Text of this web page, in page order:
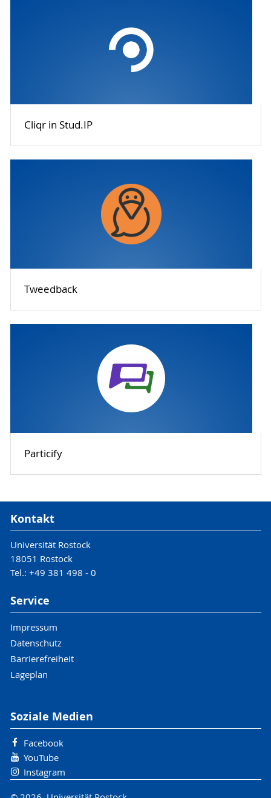
Cliqr in Stud.IP
Tweedback
Particify
Kontakt
Universität Rostock
18051 Rostock
Tel.: +49 381 498 - 0
Service
Impressum
Datenschutz
Barrierefreiheit
Lageplan
Soziale Medien
Facebook
YouTube
Instagram